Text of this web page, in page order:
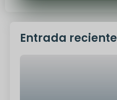
Entrada reciente